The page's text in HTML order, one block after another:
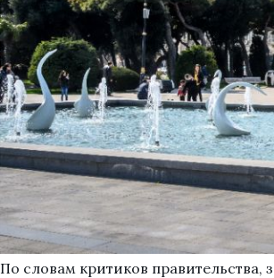
По словам критиков